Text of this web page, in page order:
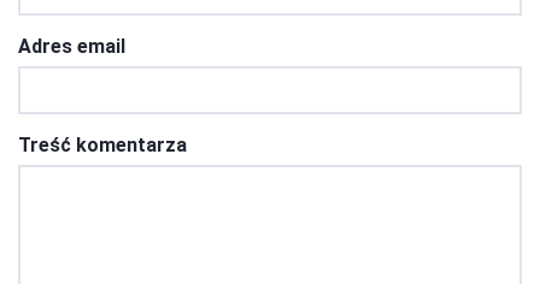
Adres email
Treść komentarza